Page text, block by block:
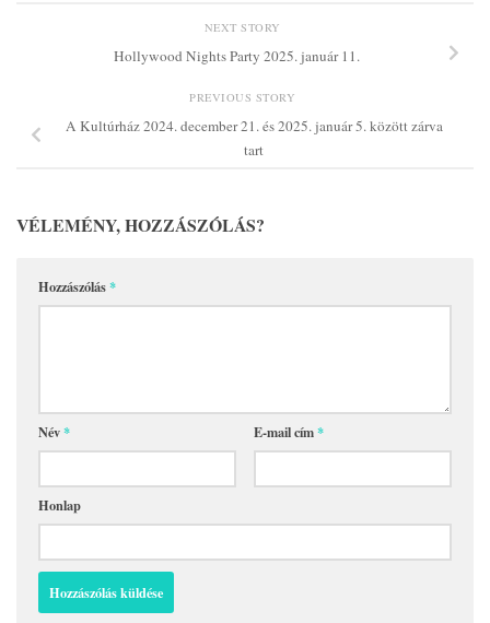
NEXT STORY
Hollywood Nights Party 2025. január 11.
PREVIOUS STORY
A Kultúrház 2024. december 21. és 2025. január 5. között zárva
tart
VÉLEMÉNY, HOZZÁSZÓLÁS?
Hozzászólás*
Név* E-mail cím*
Honlap